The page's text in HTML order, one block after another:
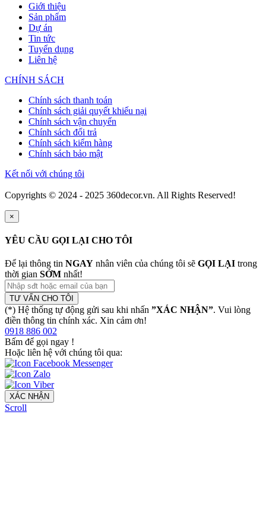
Giới thiệu
Sản phẩm
Dự án
Tin tức
Tuyển dụng
Liên hệ
CHÍNH SÁCH
Chính sách thanh toán
Chính sách giải quyết khiếu nại
Chính sách vận chuyển
Chính sách đổi trả
Chính sách kiểm hàng
Chính sách bảo mật
Kết nối với chúng tôi
Copyrights © 2024 - 2025 360decor.vn. All Rights Reserved!
×
YÊU CẦU GỌI LẠI CHO TÔI
Để lại thông tin NGAY nhân viên của chúng tôi sẽ GỌI LẠI trong
thời gian SỚM nhất!
TƯ VẤN CHO TÔI
(*) Hệ thống tự động gửi sau khi nhấn ”XÁC NHẬN”. Vui lòng
điền thông tin chính xác. Xin cảm ơn!
0918 886 002
Bấm để gọi ngay !
Hoặc liên hệ với chúng tôi qua:
XÁC NHẬN
Scroll